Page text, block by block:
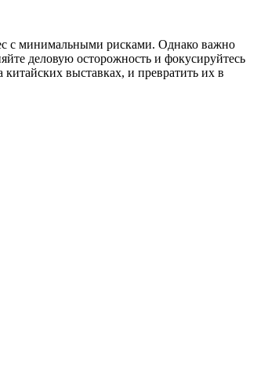
с минимальными рисками. Однако важно
деловую осторожность и фокусируйтесь
выставках, и превратить их в